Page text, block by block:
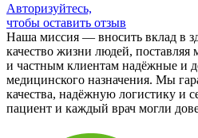
Авторизуйтесь,
чтобы оставить отзыв
Наша миссия — вносить вклад в
качество жизни людей,
и частным клиентам надёжные и
медицинского назначения. Мы
качества, надёжную логистику и
пациент и каждый врач могли